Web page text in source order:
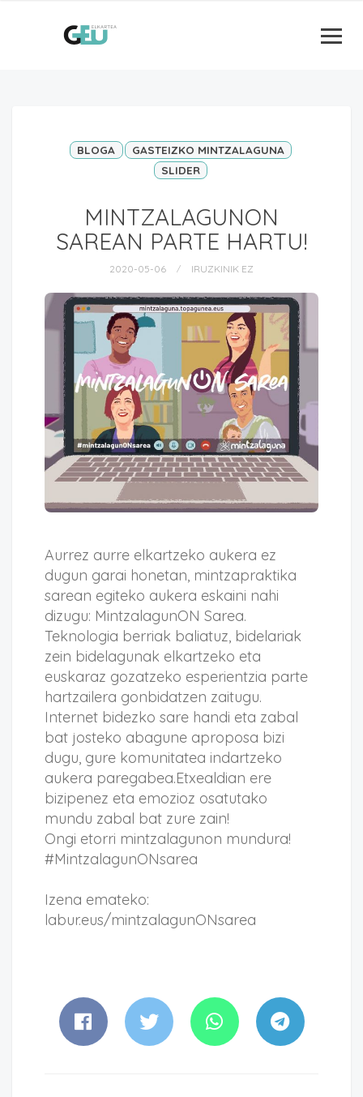
BLOGA
GASTEIZKO MINTZALAGUNA
SLIDER
MINTZALAGUNON
SAREAN PARTE HARTU!
2020-05-06 IRUZKINIK EZ
Aurrez aurre elkartzeko aukera ez
dugun garai honetan, mintzapraktika
sarean egiteko aukera eskaini nahi
dizugu: MintzalagunON Sarea.
Teknologia berriak baliatuz, bidelariak
zein bidelagunak elkartzeko eta
euskaraz gozatzeko esperientzia parte
hartzailera gonbidatzen zaitugu.
Internet bidezko sare handi eta zabal
bat josteko abagune aproposa bizi
dugu, gure komunitatea indartzeko
aukera paregabea.Etxealdian ere
bizipenez eta emozioz osatutako
mundu zabal bat zure zain!
Ongi etorri mintzalagunon mundura!
#MintzalagunONsarea
Izena emateko:
labur.eus/mintzalagunONsarea